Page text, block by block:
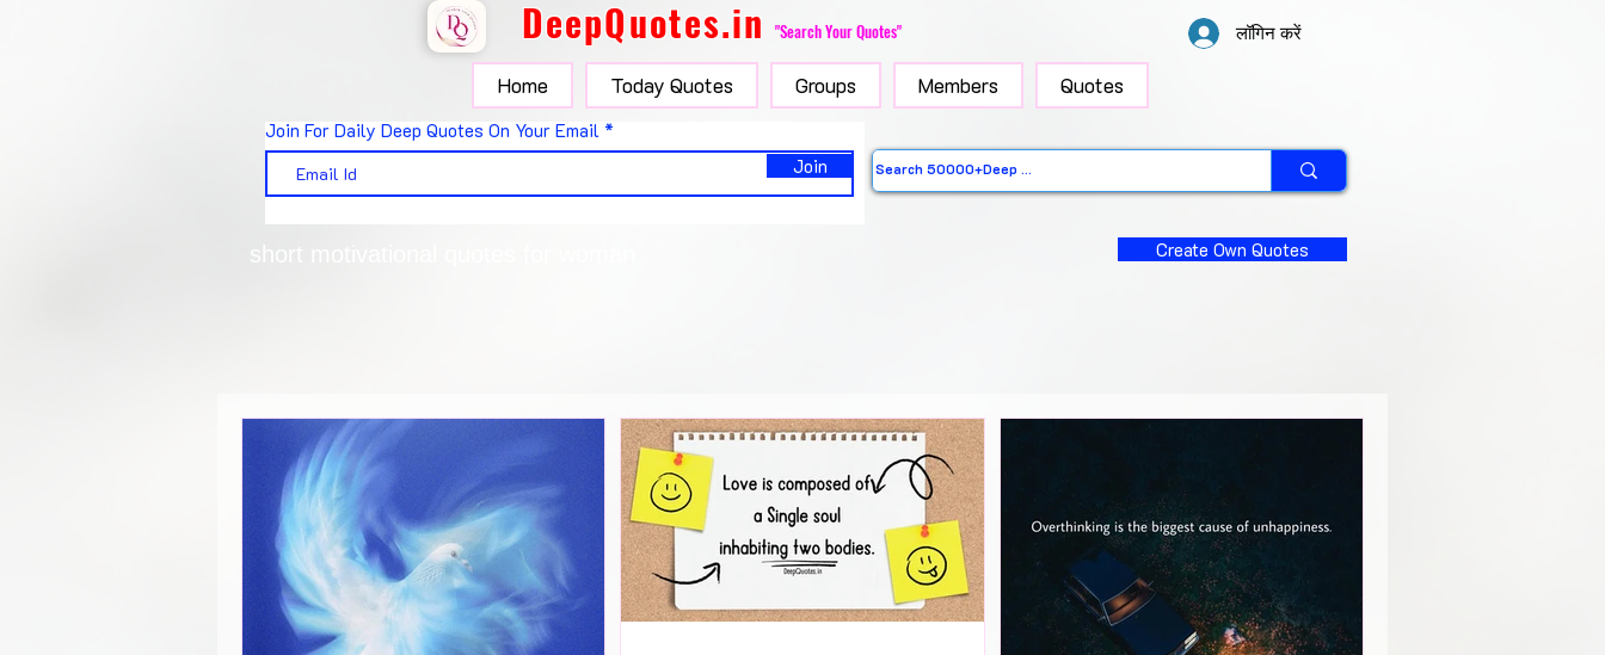
DeepQuotes.in "Search Your Quotes" लॉगिन करें
Home Today Quotes Groups Members Quotes
Join For Daily Deep Quotes On Your Email
Join
short motivational quotes for woman Create Own Quotes